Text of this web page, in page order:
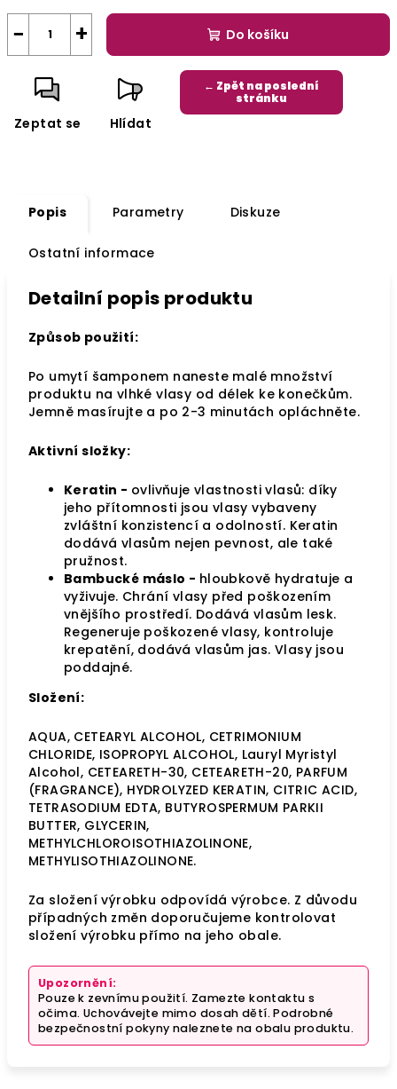
+
− Do košíku
Zeptat se Hlídat
← Zpět na poslední
stránku
Popis Parametry Diskuze
Ostatní informace
Detailní popis produktu
Způsob použití:
Po umytí šamponem naneste malé množství
produktu na vlhké vlasy od délek ke konečkům.
Jemně masírujte a po 2-3 minutách opláchněte.
Aktivní složky:
Keratin - ovlivňuje vlastnosti vlasů: díky
jeho přítomnosti jsou vlasy vybaveny
zvláštní konzistencí a odolností. Keratin
dodává vlasům nejen pevnost, ale také
pružnost.
Bambucké máslo - hloubkově hydratuje a
vyživuje. Chrání vlasy před poškozením
vnějšího prostředí. Dodává vlasům lesk.
Regeneruje poškozené vlasy, kontroluje
krepatění, dodává vlasům jas. Vlasy jsou
poddajné.
Složení:
AQUA, CETEARYL ALCOHOL, CETRIMONIUM
CHLORIDE, ISOPROPYL ALCOHOL, Lauryl Myristyl
Alcohol, CETEARETH-30, CETEARETH-20, PARFUM
(FRAGRANCE), HYDROLYZED KERATIN, CITRIC ACID,
TETRASODIUM EDTA, BUTYROSPERMUM PARKII
BUTTER, GLYCERIN,
METHYLCHLOROISOTHIAZOLINONE,
METHYLISOTHIAZOLINONE.
Za složení výrobku odpovídá výrobce. Z důvodu
případných změn doporučujeme kontrolovat
složení výrobku přímo na jeho obale.
Upozornění:
Pouze k zevnímu použití. Zamezte kontaktu s
očima. Uchovávejte mimo dosah dětí. Podrobné
bezpečnostní pokyny naleznete na obalu produktu.